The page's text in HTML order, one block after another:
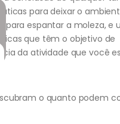
para deixar o
para espantar a moleza, e
que têm o objetivo de
da atividade que você
o quanto podem